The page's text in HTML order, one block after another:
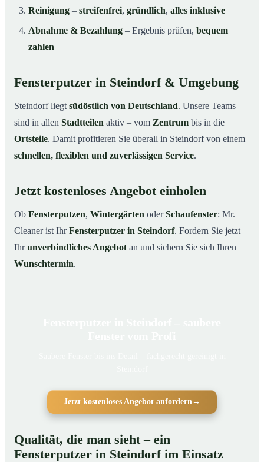
Reinigung – streifenfrei, gründlich, alles inklusive
Abnahme & Bezahlung – Ergebnis prüfen, bequem
zahlen
Fensterputzer in Steindorf & Umgebung
Steindorf liegt südöstlich von Deutschland. Unsere Teams
sind in allen Stadtteilen aktiv – vom Zentrum bis in die
Ortsteile. Damit profitieren Sie überall in Steindorf von einem
schnellen, flexiblen und zuverlässigen Service.
Jetzt kostenloses Angebot einholen
Ob Fensterputzen, Wintergärten oderSchaufenster: Mr.
Cleaner ist IhrFensterputzer in Steindorf. Fordern Sie jetzt
Ihrunverbindliches Angebot an und sichern Sie sich Ihren
Wunschtermin.
Jetzt kostenloses Angebot anfordern →
Qualität, die man sieht – ein
Fensterputzer in Steindorf im Einsatz